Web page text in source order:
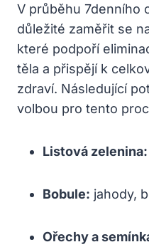
V průběhu 7denního
důležité zaměřit se
které podpoří
těla a přispějí k
zdraví. Následující
volbou pro tento
Listová zelenina:
Bobule: jahody,
Ořechy a